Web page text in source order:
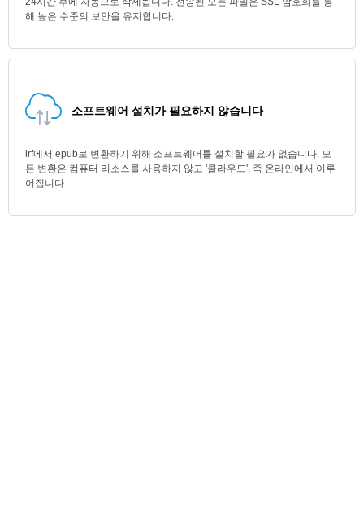
해 높은 수준의 보안을 유지합니다.
소프트웨어 설치가 필요하지 않습니다
lrf에서 epub로 변환하기 위해 소프트웨어를 설치할 필요가 없습니다. 모
든 변환은 컴퓨터 리소스를 사용하지 않고 '클라우드', 즉 온라인에서 이루
어집니다.